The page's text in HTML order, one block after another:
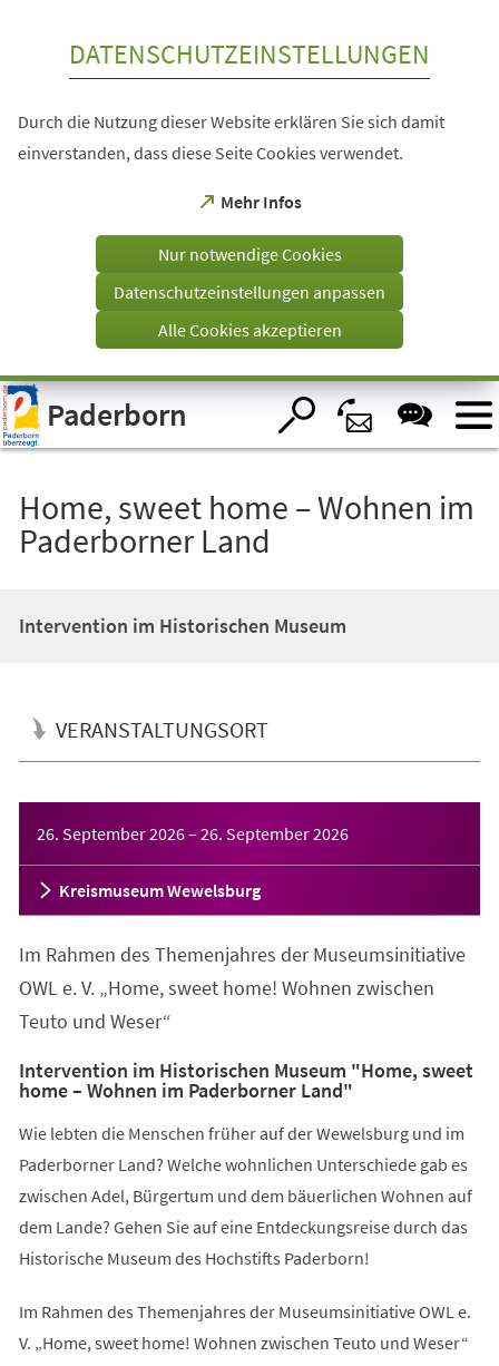
Visuelle
Assistenzsoftware
öffnen.
DATENSCHUTZEINSTELLUNGEN
Durch die Nutzung dieser Website erklären Sie sich damit
einverstanden, dass diese Seite Cookies verwendet.
Mehr Infos
(Öffnet
einem
Tab)
Nur notwendige Cookies
Datenschutzeinstellungen anpassen
Alle Cookies akzeptieren
Paderborn
Home, sweet home – Wohnen im
Paderborner Land
Intervention im Historischen Museum
VERANSTALTUNGSORT
26. September 2026– 26. September 2026
Kreismuseum Wewelsburg
Im Rahmen des Themenjahres der Museumsinitiative
OWL e. V. „Home, sweet home! Wohnen zwischen
Teuto und Weser“
Intervention im Historischen Museum "Home, sweet
home – Wohnen im Paderborner Land"
Wie lebten die Menschen früher auf der Wewelsburg und im
Paderborner Land? Welche wohnlichen Unterschiede gab es
zwischen Adel, Bürgertum und dem bäuerlichen Wohnen auf
dem Lande? Gehen Sie auf eine Entdeckungsreise durch das
Historische Museum des Hochstifts Paderborn!
Im Rahmen des Themenjahres der Museumsinitiative OWL e.
V. „Home, sweet home! Wohnen zwischen Teuto und Weser“